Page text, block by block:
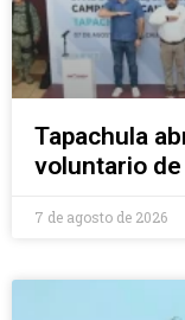
Tapachula
voluntario
7 de agosto de 2026